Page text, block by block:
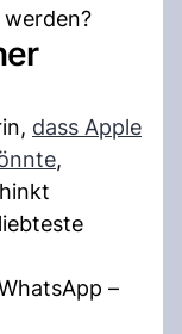
dass Apple
,
–